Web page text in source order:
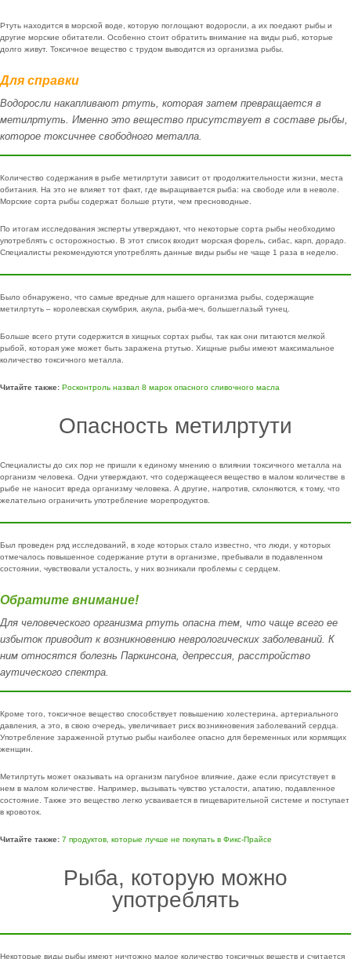
Ртуть находится в морской воде, которую поглощают водоросли, а их поедают рыбы и
другие морские обитатели. Особенно стоит обратить внимание на виды рыб, которые
долго живут. Токсичное вещество с трудом выводится из организма рыбы.
Для справки
Водоросли накапливают ртуть, которая затем превращается в
метилртуть. Именно это вещество присутствует в составе рыбы,
которое токсичнее свободного металла.
Количество содержания в рыбе метилртути зависит от продолжительности жизни, места
обитания. На это не влияет тот факт, где выращивается рыба: на свободе или в неволе.
Морские сорта рыбы содержат больше ртути, чем пресноводные.
По итогам исследования эксперты утверждают, что некоторые сорта рыбы необходимо
употреблять с осторожностью. В этот список входит морская форель, сибас, карп, дорадо.
Специалисты рекомендуются употреблять данные виды рыбы не чаще 1 раза в неделю.
Было обнаружено, что самые вредные для нашего организма рыбы, содержащие
метилртуть – королевская скумбрия, акула, рыба-меч, большеглазый тунец.
Больше всего ртути содержится в хищных сортах рыбы, так как они питаются мелкой
рыбой, которая уже может быть заражена ртутью. Хищные рыбы имеют максимальное
количество токсичного металла.
Читайте также: Росконтроль назвал 8 марок опасного сливочного масла
Опасность метилртути
Специалисты до сих пор не пришли к единому мнению о влиянии токсичного металла на
организм человека. Одни утверждают, что содержащееся вещество в малом количестве в
рыбе не наносит вреда организму человека. А другие, напротив, склоняются, к тому, что
желательно ограничить употребление морепродуктов.
Был проведен ряд исследований, в ходе которых стало известно, что люди, у которых
отмечалось повышенное содержание ртути в организме, пребывали в подавленном
состоянии, чувствовали усталость, у них возникали проблемы с сердцем.
Обратите внимание!
Для человеческого организма ртуть опасна тем, что чаще всего ее
избыток приводит к возникновению неврологических заболеваний. К
ним относятся болезнь Паркинсона, депрессия, расстройство
аутического спектра.
Кроме того, токсичное вещество способствует повышению холестерина, артериального
давления, а это, в свою очередь, увеличивает риск возникновения заболеваний сердца.
Употребление зараженной ртутью рыбы наиболее опасно для беременных или кормящих
женщин.
Метилртуть может оказывать на организм пагубное влияние, даже если присутствует в
нем в малом количестве. Например, вызывать чувство усталости, апатию, подавленное
состояние. Также это вещество легко усваивается в пищеварительной системе и поступает
в кровоток.
Читайте также: 7 продуктов, которые лучше не покупать в Фикс-Прайсе
Рыба, которую можно
употреблять
Некоторые виды рыбы имеют ничтожно малое количество токсичных веществ и считается